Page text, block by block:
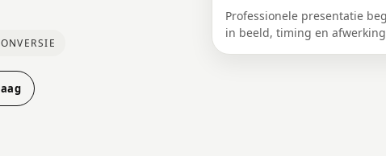
Professionele presentatie
in beeld, timing en